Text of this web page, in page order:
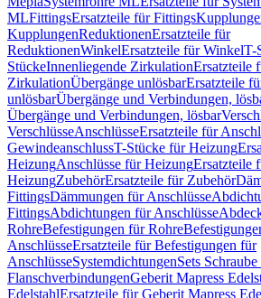
MLFittingsErsatzteile für Fittings
KupplungenReduktionenErsatzteile für
ReduktionenWinkelErsatzteile für WinkelT-
StückeInnenliegende ZirkulationErsatzteile
ZirkulationÜbergänge unlösbarErsatzteile
unlösbarÜbergänge und Verbindungen,
Übergänge und Verbindungen, lösbar
VerschlüsseAnschlüsseErsatzteile für
GewindeanschlussT-Stücke für Heizung
HeizungAnschlüsse für HeizungErsatzteile
HeizungZubehörErsatzteile für Zubehör
FittingsDämmungen für Anschlüsse
FittingsAbdichtungen für Anschlüsse
RohreBefestigungen für Rohre
AnschlüsseErsatzteile für Befestigungen für
AnschlüsseSystemdichtungenSets
FlanschverbindungenGeberit Mapress
EdelstahlErsatzteile für Geberit Mapress